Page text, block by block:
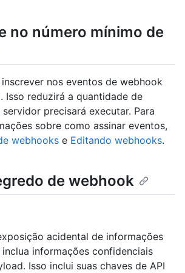
no número mínimo de
nos eventos de webhook
Isso reduzirá a quantidade de
precisará executar. Para
sobre como assinar eventos,
webhooks e Editando webhooks.
de webhook
acidental de informações
inclua informações confidenciais
Isso inclui suas chaves de API